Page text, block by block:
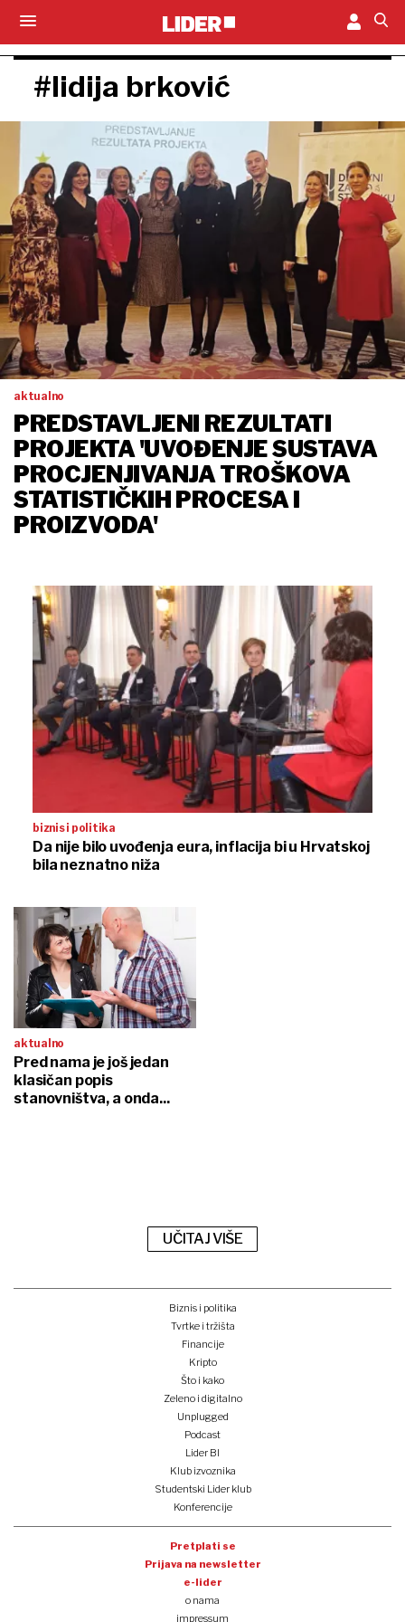
#lidija brković
aktualno
PREDSTAVLJENI REZULTATI
PROJEKTA 'UVOĐENJE SUSTAVA
PROCJENJIVANJA TROŠKOVA
STATISTIČKIH PROCESA I
PROIZVODA'
biznis i politika
Da nije bilo uvođenja eura, inflacija bi u Hrvatskoj
bila neznatno niža
aktualno
Pred nama je još jedan
klasičan popis
stanovništva, a onda...
UČITAJ VIŠE
Biznis i politika
Tvrtke i tržišta
Financije
Kripto
Što i kako
Zeleno i digitalno
Unplugged
Podcast
Lider BI
Klub izvoznika
Studentski Lider klub
Konferencije
Pretplati se
Prijava na newsletter
e-lider
o nama
impressum